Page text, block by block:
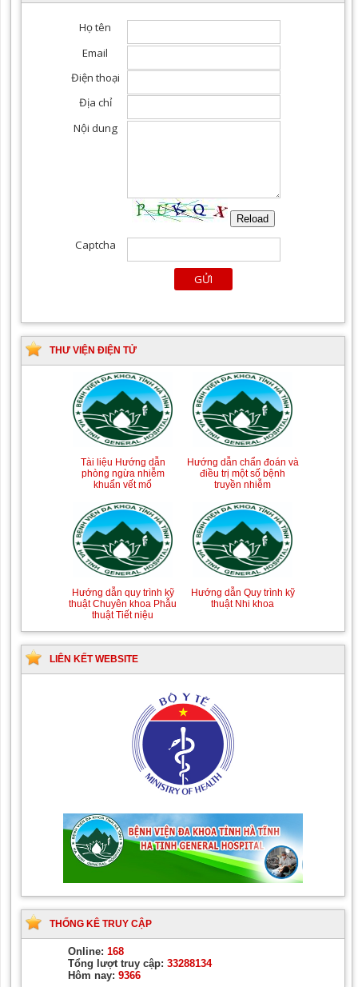
THƯ VIỆN ĐIỆN TỬ
Tài liệu Hướng dẫn
phòng ngừa nhiễm
khuẩn vết mổ
Hướng dẫn chẩn đoán và
điều trị một số bệnh
truyền nhiễm
Hướng dẫn quy trình kỹ
thuật Chuyên khoa Phẫu
thuật Tiết niệu
Hướng dẫn Quy trình kỹ
thuật Nhi khoa
LIÊN KẾT WEBSITE
THỐNG KÊ TRUY CẬP
Online: 168
Tổng lượt truy cập: 33288134
Hôm nay: 9366